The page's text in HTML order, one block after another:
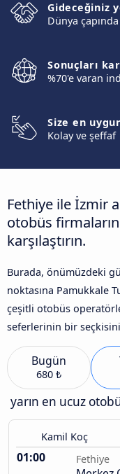
Gideceğiniz
Dünya
Sonuçları
%70'e varan
Size en
Kolay ve şeffaf
Fethiye ile İzmir
otobüs
karşılaştırın.
Burada, önümüzdeki
noktasına Pamukkale
çeşitli otobüs
seferlerinin bir
Bugün
680 ₺
yarın en ucuz
Kamil Koç
01:00 Fethiye